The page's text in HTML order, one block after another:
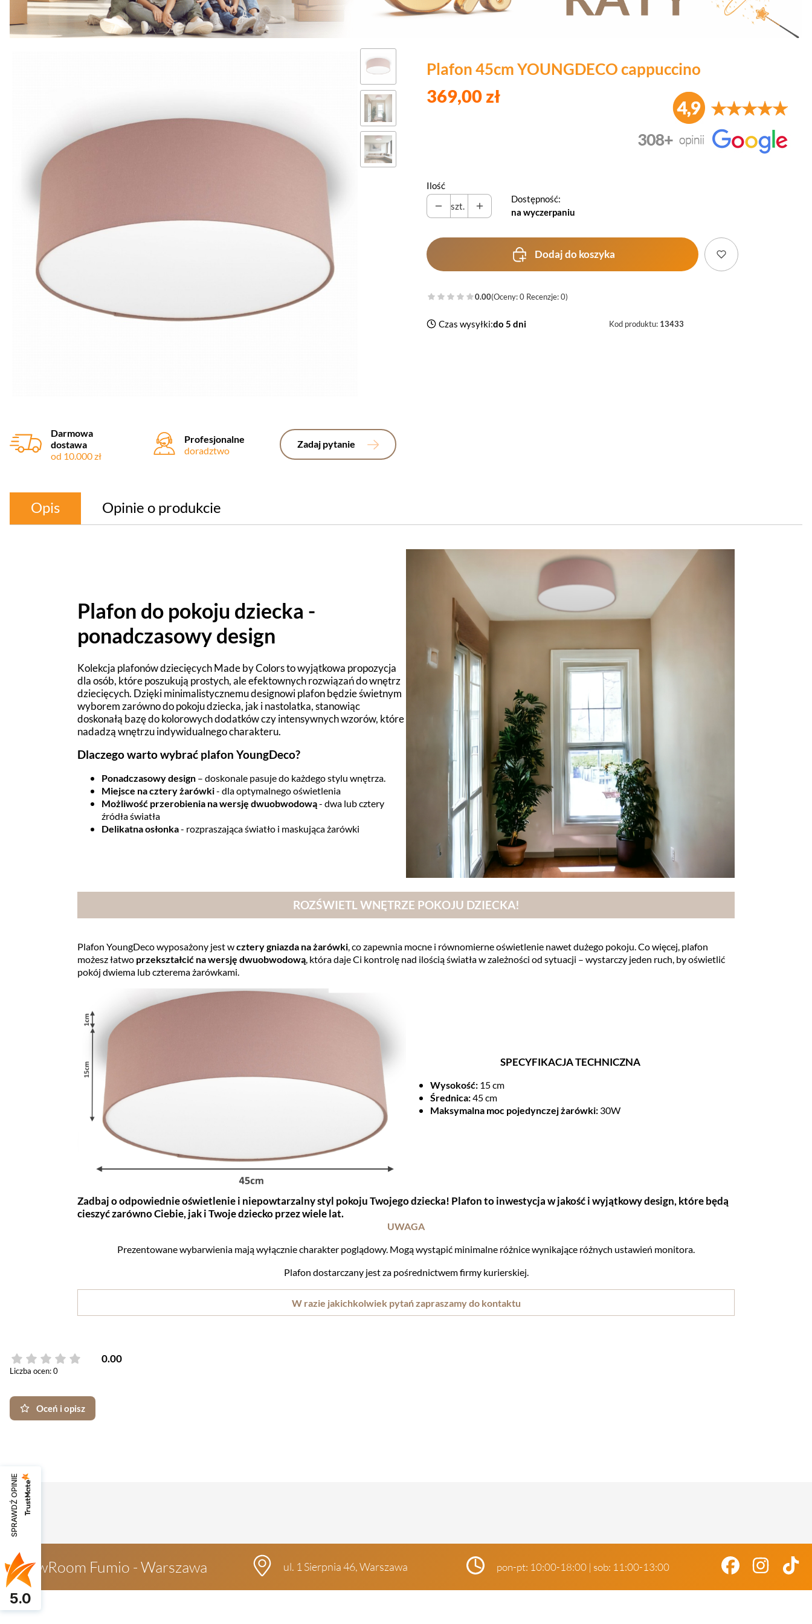
Darmowa
dostawa
od 10.000 zł
Profesjonalne
doradztwo
Zadaj pytanie
Plafon 45cm YOUNGDECO cappuccino
369,00 zł
Ilość
szt.
Dostępność:
na wyczerpaniu
Dodaj do koszyka
0.00(Oceny: 0 Recenzje: 0)
Czas wysyłki:do 5 dni Kod produktu: 13433
Opis Opinie o produkcie
Plafon do pokoju dziecka -
ponadczasowy design
Kolekcja plafonów dziecięcych Made by Colors to wyjątkowa propozycja
dla osób, które poszukują prostych, ale efektownych rozwiązań do wnętrz
dziecięcych. Dzięki minimalistycznemu designowi plafon będzie świetnym
wyborem zarówno do pokoju dziecka, jak i nastolatka, stanowiąc
doskonałą bazę do kolorowych dodatków czy intensywnych wzorów, które
nadadzą wnętrzu indywidualnego charakteru.
Dlaczego warto wybrać plafon YoungDeco?
Ponadczasowy design – doskonale pasuje do każdego stylu wnętrza.
Miejsce na cztery żarówki- dla optymalnego oświetlenia
Możliwość przerobienia na wersję dwuobwodową- dwa lub cztery
źródła światła
Delikatna osłonka- rozpraszająca światło i maskująca żarówki
ROZŚWIETL WNĘTRZE POKOJU DZIECKA!
Plafon YoungDeco wyposażony jest wcztery gniazda na żarówki , co zapewnia mocne i równomierne oświetlenie nawet dużego pokoju. Co więcej, plafon
możesz łatwo przekształcić na wersję dwuobwodową , która daje Ci kontrolę nad ilością światła w zależności od sytuacji – wystarczy jeden ruch, by oświetlić
pokój dwiema lub czterema żarówkami.
SPECYFIKACJA TECHNICZNA
Wysokość: 15 cm
Średnica:45 cm
Maksymalna moc pojedynczej żarówki: 30W
Zadbaj o odpowiednie oświetlenie i niepowtarzalny styl pokoju Twojego dziecka! Plafon to inwestycja w jakość i wyjątkowy design, które będą
cieszyć zarówno Ciebie, jak i Twoje dziecko przez wiele lat.
UWAGA
Prezentowane wybarwienia mają wyłącznie charakter poglądowy. Mogą wystąpić minimalne różnice wynikające różnych ustawień monitora.
Plafon dostarczany jest za pośrednictwem firmy kurierskiej.
W razie jakichkolwiek pytań zapraszamy do kontaktu
0.00
Liczba ocen: 0
Oceń i opisz
ShowRoom Fumio - Warszawa ul. 1 Sierpnia 46, Warszawa pon-pt: 10:00-18:00 | sob: 11:00-13:00
SPRAWDŹ OPINIE
5.0